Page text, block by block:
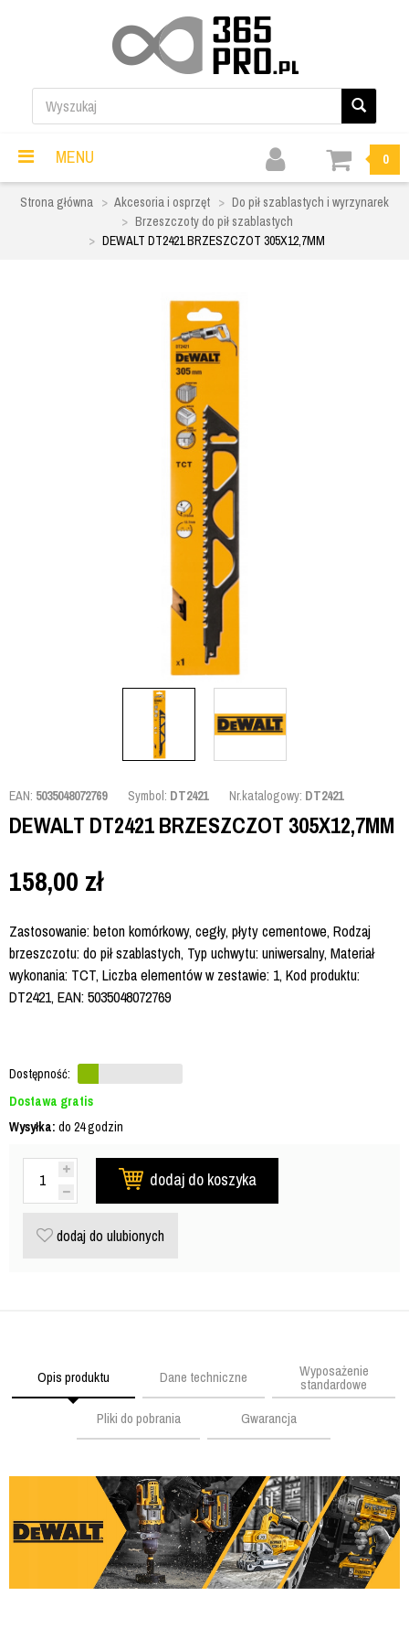
MENU 0
Strona główna Akcesoria i osprzęt
Do pił szablastych i wyrzynarek
Brzeszczoty do pił szablastych
DEWALT DT2421 BRZESZCZOT 305X12,7MM
EAN: 5035048072769 Symbol: DT2421 Nr.katalogowy: DT2421
DEWALT DT2421 BRZESZCZOT 305X12,7MM
158,00 zł
Zastosowanie: beton komórkowy, cegły, płyty cementowe, Rodzaj
brzeszczotu: do pił szablastych, Typ uchwytu: uniwersalny, Materiał
wykonania: TCT, Liczba elementów w zestawie: 1, Kod produktu:
DT2421, EAN: 5035048072769
Dostępność:
Dostawa gratis
Wysyłka: do 24 godzin
dodaj do koszyka
dodaj do ulubionych
Opis produktu Dane techniczne Wyposażenie
standardowe
Pliki do pobrania
Gwarancja